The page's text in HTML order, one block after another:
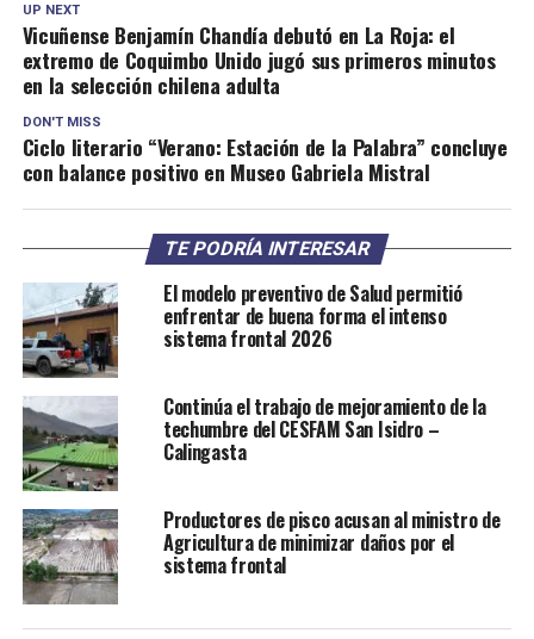
UP NEXT
Vicuñense Benjamín Chandía debutó en La Roja: el
extremo de Coquimbo Unido jugó sus primeros minutos
en la selección chilena adulta
DON'T MISS
Ciclo literario “Verano: Estación de la Palabra” concluye
con balance positivo en Museo Gabriela Mistral
TE PODRÍA INTERESAR
El modelo preventivo de Salud permitió
enfrentar de buena forma el intenso
sistema frontal 2026
Continúa el trabajo de mejoramiento de la
techumbre del CESFAM San Isidro –
Calingasta
Productores de pisco acusan al ministro de
Agricultura de minimizar daños por el
sistema frontal